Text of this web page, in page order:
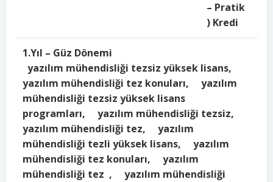
– Pratik
) Kredi
1.Yıl – Güz Dönemi
yazılım mühendisliği tezsiz yüksek lisans,
yazılım mühendisliği tez konuları, yazılım
mühendisliği tezsiz yüksek lisans
programları, yazılım mühendisliği tezsiz,
yazılım mühendisliği tez, yazılım
mühendisliği tezli yüksek lisans, yazılım
mühendisliği tez konuları, yazılım
mühendisliği tez , yazılım mühendisliği